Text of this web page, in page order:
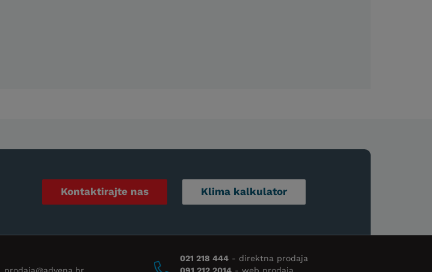
Kontaktirajte nas Klima kalkulator
021 218 444 - direktna prodaja